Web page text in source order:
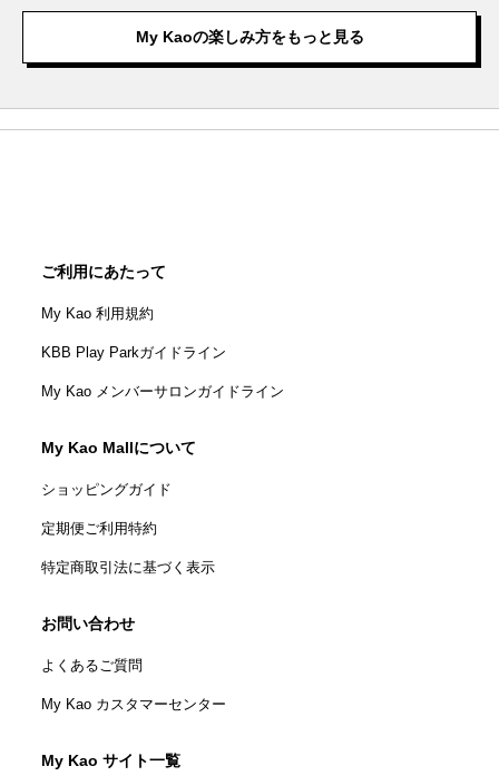
My Kaoの楽しみ方をもっと見る
ご利用にあたって
My Kao 利用規約
KBB Play Parkガイドライン
My Kao メンバーサロンガイドライン
My Kao Mallについて
ショッピングガイド
定期便ご利用特約
特定商取引法に基づく表示
お問い合わせ
よくあるご質問
My Kao カスタマーセンター
My Kao サイト一覧